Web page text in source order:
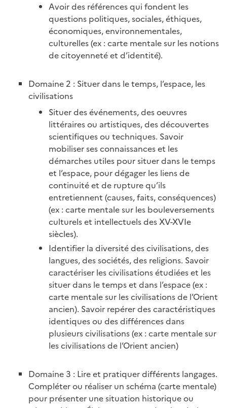
Avoir des références qui fondent les
questions politiques, sociales, éthiques,
économiques, environnementales,
culturelles (ex : carte mentale sur les notions
de citoyenneté et d’identité).
Domaine 2 : Situer dans le temps, l’espace, les
civilisations
Situer des événements, des oeuvres
littéraires ou artistiques, des découvertes
scientifiques ou techniques. Savoir
mobiliser ses connaissances et les
démarches utiles pour situer dans le temps
et l’espace, pour dégager les liens de
continuité et de rupture qu’ils
entretiennent (causes, faits, conséquences)
(ex : carte mentale sur les bouleversements
culturels et intellectuels des XV-XVIe
siècles).
Identifier la diversité des civilisations, des
langues, des sociétés, des religions. Savoir
caractériser les civilisations étudiées et les
situer dans le temps et dans l’espace (ex :
carte mentale sur les civilisations de l’Orient
ancien). Savoir repérer des caractéristiques
identiques ou des différences dans
plusieurs civilisations (ex : carte mentale sur
les civilisations de l’Orient ancien)
Domaine 3 : Lire et pratiquer différents langages.
Compléter ou réaliser un schéma (carte mentale)
pour présenter une situation historique ou